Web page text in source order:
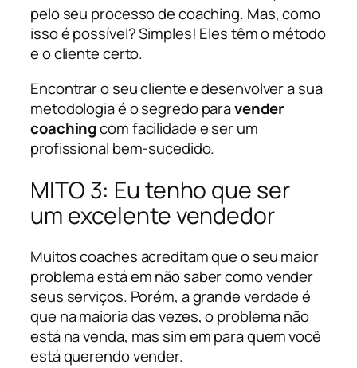
pelo seu processo de coaching. Mas, como
isso é possível? Simples! Eles têm o método
e o cliente certo.
Encontrar o seu cliente e desenvolver a sua
metodologia é o segredo paravender
coachingcom facilidade e ser um
profissional bem-sucedido.
MITO 3: Eu tenho que ser
um excelente vendedor
Muitos coaches acreditam que o seu maior
problema está em não saber como vender
seus serviços. Porém, a grande verdade é
que na maioria das vezes, o problema não
está na venda, mas sim em para quem você
está querendo vender.